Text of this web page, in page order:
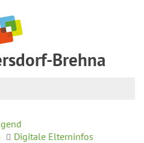
Brehna
Digitale Elterninfos